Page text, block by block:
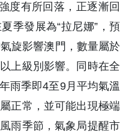
度有所回落，正逐漸回
季發展為“拉尼娜”，預
旋影響澳門，數量屬於
上級別影響。同時在全
雨季即4至9月平均氣溫
正常，並可能出現極端
雨季節，氣象局提醒市